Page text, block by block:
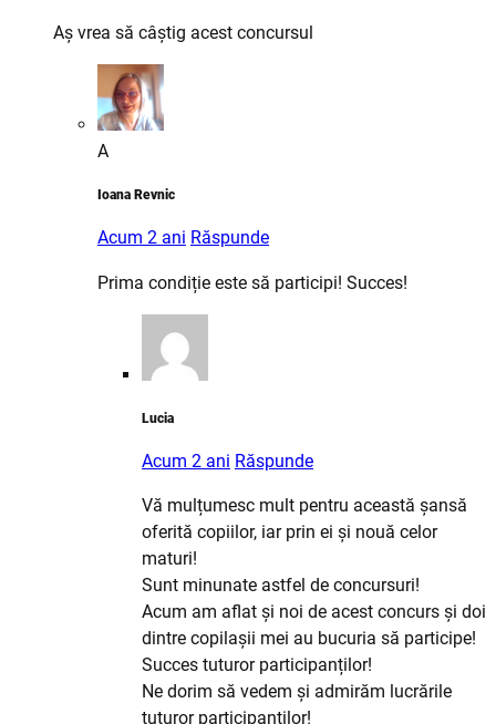
Aș vrea să câștig acest concursul
A
Ioana Revnic
Acum 2 ani Răspunde
Prima condiție este să participi! Succes!
Lucia
Acum 2 ani Răspunde
Vă mulțumesc mult pentru această șansă
oferită copiilor, iar prin ei și nouă celor
maturi!
Sunt minunate astfel de concursuri!
Acum am aflat și noi de acest concurs și doi
dintre copilașii mei au bucuria să participe!
Succes tuturor participanților!
Ne dorim să vedem și admirăm lucrările
tuturor participanților!